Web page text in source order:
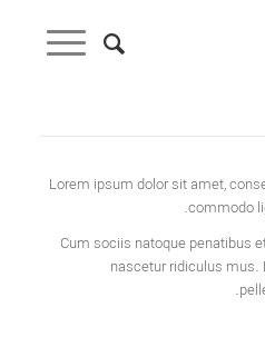
Lorem ipsum dolor sit amet,
commodo
Cum sociis natoque penatibus
nascetur ridiculus mus.